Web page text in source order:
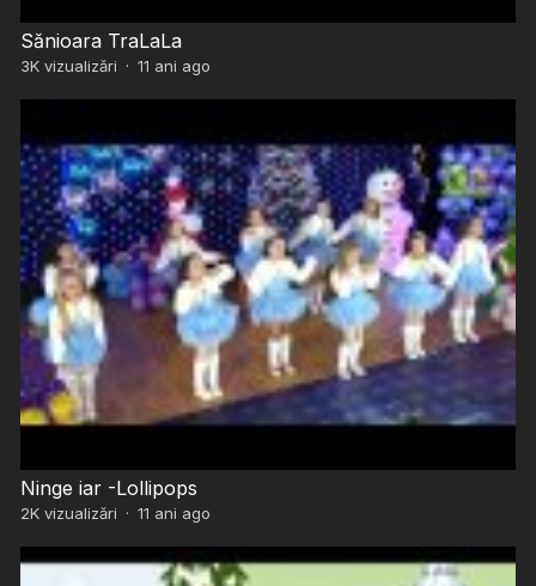
Sănioara TraLaLa
3Kvizualizări · 11 ani ago
Ninge iar -Lollipops
2Kvizualizări · 11 ani ago